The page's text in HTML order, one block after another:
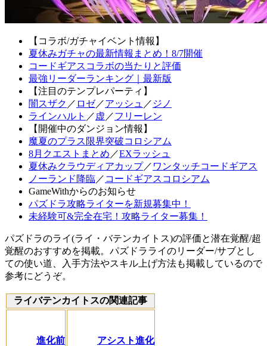
【コラボ/ガチャイベント情報】
夏休みガチャの最新情報まとめ！8/7開催
コードギアスコラボの当たりと評価
最強リーダーランキング｜最新版
【注目のテンプレパーティ】
闇スザク ／ ロゼ／アッシュ ／ ジノ
ラインハルト ／ 虚 ／フリーレン
【開催中のダンジョン情報】
魔夏のプラス限界突破コロシアム
8月クエストまとめ ／EXラッシュ
夏休みクラウディアカップ／ ワンタッチコードギアス
ノーランド降臨／ コードギアスコロシアム
GameWithからのお知らせ
パズドラ攻略ライターを新規募集中！
未経験可&完全在宅！攻略ライター募集！
パズドラのライ(ライ・バテンカイトス)の評価と潜在覚醒/超
覚醒のおすすめを掲載。パズドラライのリーダー/サブとし
ての使い道、入手方法やスキル上げ方法も掲載しているので
参考にどうぞ。
ライバテンカイトスの関連記事
進化前
アシスト進化